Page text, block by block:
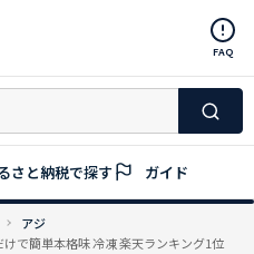
FAQ
さと納税で探す ガイド
アジ
で簡単本格味 冷凍 楽天ランキング1位